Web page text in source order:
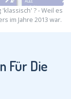
? - Weil es
im Jahre 2013 war.
Für Die